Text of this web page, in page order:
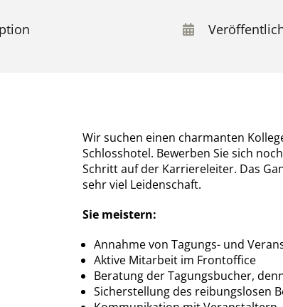
Wir suchen einen charmanten
Schlosshotel. Bewerben Sie sich
Schritt auf der Karriereleiter. Das
sehr viel Leidenschaft.
Sie meistern:
Annahme von Tagungs- und
Aktive Mitarbeit im Frontoffice
Beratung der Tagungsbucher,
Sicherstellung des reibungslosen